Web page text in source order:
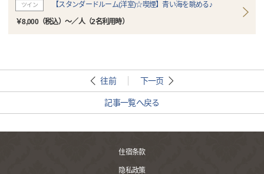
ツイン 【スタンダードルーム(洋室)☆喫煙】青い海を眺める♪
￥8,000（税込）～／人（2名利用時）
往前 下一页
記事一覧へ戻る
住宿条款
隐私政策